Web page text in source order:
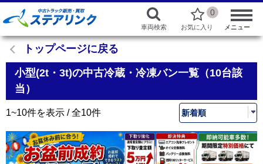
車両検索
0
お気に入り メニュー
トップページに戻る
小型(2t・3t)の中古冷蔵・冷凍バン一覧（10台該
当）
1~10件を表示 / 全10件